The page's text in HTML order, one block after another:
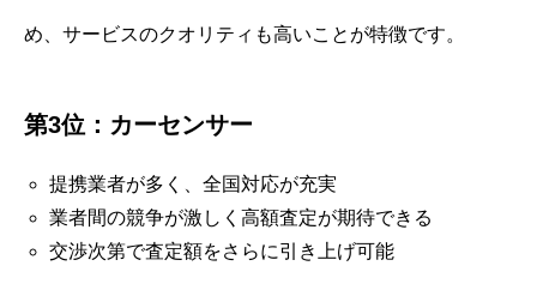
め、サービスのクオリティも高いことが特徴です。
第3位：カーセンサー
提携業者が多く、全国対応が充実
業者間の競争が激しく高額査定が期待できる
交渉次第で査定額をさらに引き上げ可能